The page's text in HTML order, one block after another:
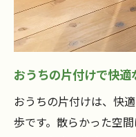
説
片付け初心者
シンプルに進
実践しやすい
地元視点で考える
地元の知恵を
おうちの片付けで快
おうちの片付けは、快
歩です。散らかった空